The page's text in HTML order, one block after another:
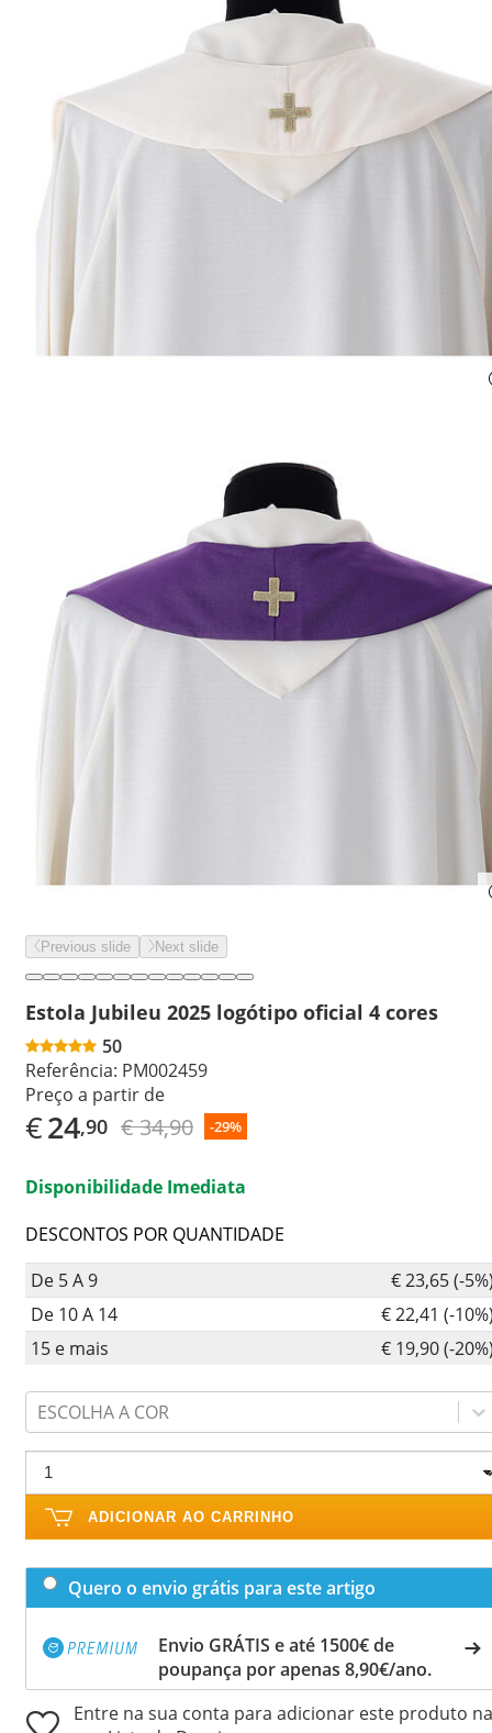
Previous slide Next slide
Estola Jubileu 2025 logótipo oficial 4 cores
50
Referência: PM002459
Preço a partir de
€24,90 € 34,90 -29%
Disponibilidade Imediata
DESCONTOS POR QUANTIDADE
De 5 A 9
€ 23,65 (-
De 10 A 14
€ 22,41 (-
15 e mais
€ 19,90 (-
ESCOLHA A COR
ADICIONAR AO CARRINHO
Quero o envio grátis para este artigo
Envio GRÁTIS e até 1500€ de
poupança por apenas 8,90€/ano.
Entre na sua conta para adicionar este produto na